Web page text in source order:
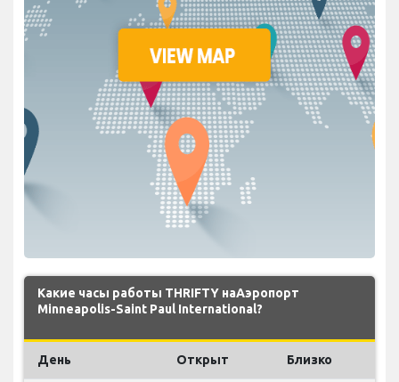
Какие часы работы THRIFTY наАэропорт
Minneapolis-Saint Paul International?
День Открыт Близко